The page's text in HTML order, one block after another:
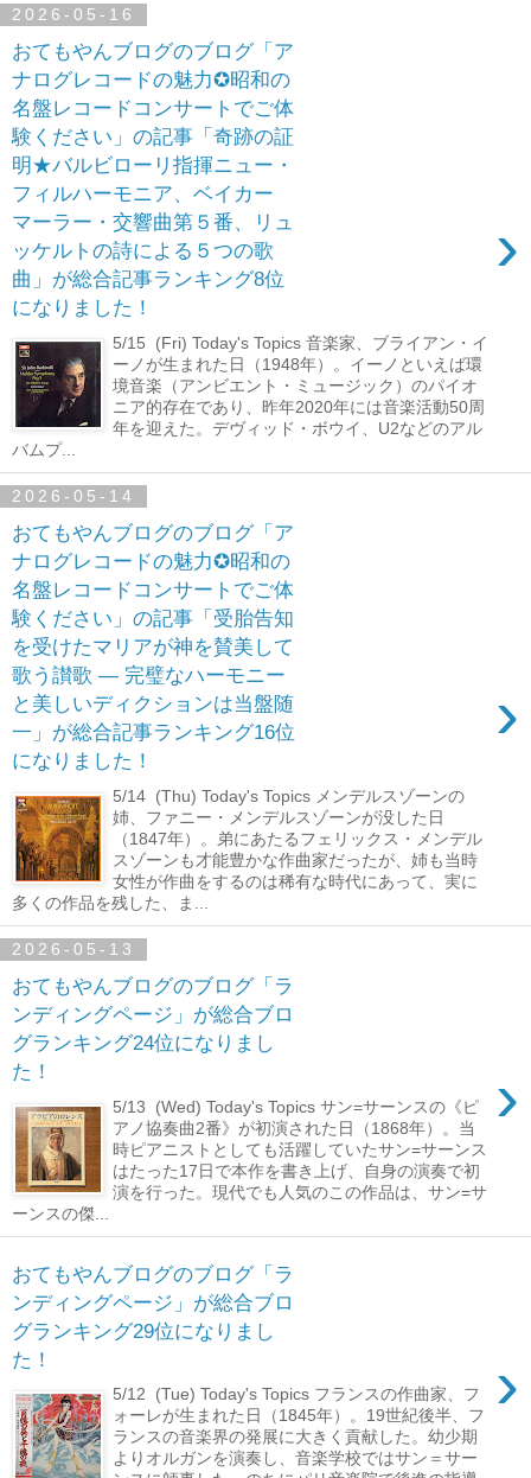
2026-05-16
おてもやんブログのブログ「ア
ナログレコードの魅力✪昭和の
名盤レコードコンサートでご体
験ください」の記事「奇跡の証
明★バルビローリ指揮ニュー・
フィルハーモニア、ベイカー
マーラー・交響曲第５番、リュ
ッケルトの詩による５つの歌
曲」が総合記事ランキング8位
になりました！
›
5/15 (Fri) Today's Topics 音楽家、ブライアン・イ
ーノが生まれた日（1948年）。イーノといえば環
境音楽（アンビエント・ミュージック）のパイオ
ニア的存在であり、昨年2020年には音楽活動50周
年を迎えた。デヴィッド・ボウイ、U2などのアル
バムプ...
2026-05-14
おてもやんブログのブログ「ア
ナログレコードの魅力✪昭和の
名盤レコードコンサートでご体
験ください」の記事「受胎告知
を受けたマリアが神を賛美して
歌う讃歌 ― 完璧なハーモニー
と美しいディクションは当盤随
一」が総合記事ランキング16位
になりました！
›
5/14 (Thu) Today's Topics メンデルスゾーンの
姉、ファニー・メンデルスゾーンが没した日
（1847年）。弟にあたるフェリックス・メンデル
スゾーンも才能豊かな作曲家だったが、姉も当時
女性が作曲をするのは稀有な時代にあって、実に
多くの作品を残した、ま...
2026-05-13
おてもやんブログのブログ「ラ
ンディングページ」が総合ブロ
グランキング24位になりまし
た！
›
5/13 (Wed) Today's Topics サン=サーンスの《ピ
アノ協奏曲2番》が初演された日（1868年）。当
時ピアニストとしても活躍していたサン=サーンス
はたった17日で本作を書き上げ、自身の演奏で初
演を行った。現代でも人気のこの作品は、サン=サ
ーンスの傑...
おてもやんブログのブログ「ラ
ンディングページ」が総合ブロ
グランキング29位になりまし
た！
›
5/12 (Tue) Today's Topics フランスの作曲家、フ
ォーレが生まれた日（1845年）。19世紀後半、フ
ランスの音楽界の発展に大きく貢献した。幼少期
よりオルガンを演奏し、音楽学校ではサン＝サー